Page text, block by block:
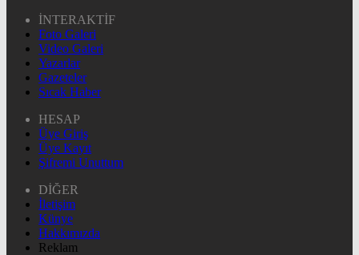
İNTERAKTİF
Foto Galeri
Video Galeri
Yazarlar
Gazeteler
Sıcak Haber
HESAP
Üye Giriş
Üye Kayıt
Şifremi Unuttum
DİĞER
İletişim
Künye
Hakkımızda
Reklam